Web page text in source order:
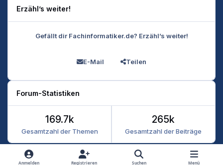
Erzähl’s weiter!
Gefällt dir Fachinformatiker.de? Erzähl’s weiter!
E-Mail Teilen
Forum-Statistiken
Gesamtzahl der Themen
169.7k
Gesamtzahl der Beiträge
265k
Heller Modus
Dunkler Modus
Systemeinstellung
Anmelden Registrieren Suchen Menü